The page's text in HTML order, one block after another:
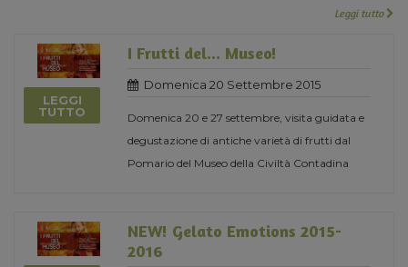
Leggi tutto
LEGGI
TUTTO
I Frutti del... Museo!
Domenica 20 Settembre 2015
Domenica 20 e 27 settembre, visita guidata e
degustazione di antiche varietà di frutti dal
Pomario del Museo della Civiltà Contadina
NEW! Gelato Emotions 2015-
2016